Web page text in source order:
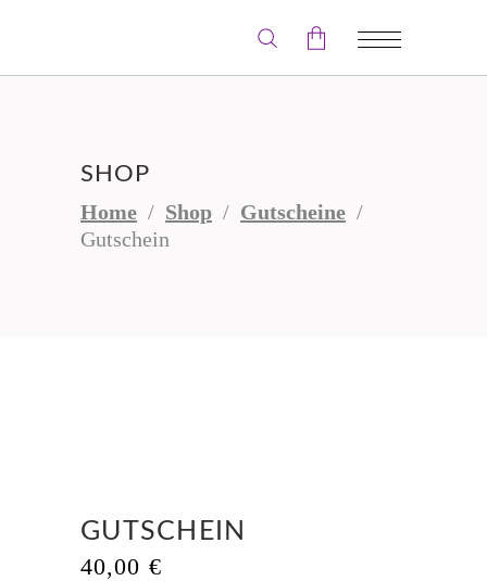
SHOP
Home / Shop / Gutscheine /
Gutschein
GUTSCHEIN
40,00 €